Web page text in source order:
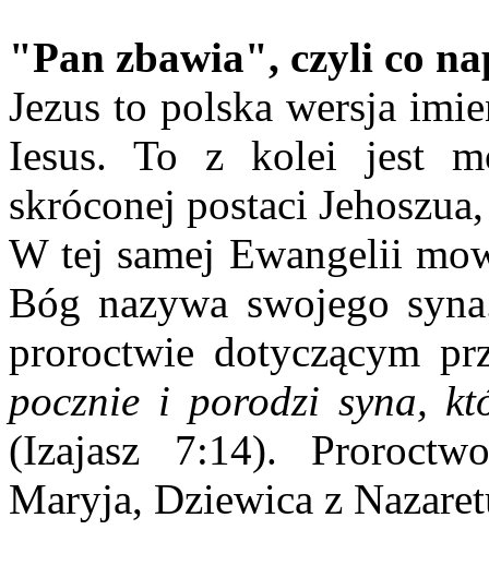
"Pan zbawia", czyli co
Jezus to polska wersja
Iesus. To z kolei jest
skróconej postaci
W tej samej Ewangelii
Bóg nazywa swojego
proroctwie dotyczącym
pocznie i porodzi syna,
(Izajasz 7:14).
Maryja, Dziewica z